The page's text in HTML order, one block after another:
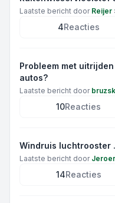
Laatste bericht door Reijer
4Reacties
Probleem met
autos?
Laatste bericht door
10Reacties
Windruis luchtrooster .
Laatste bericht door
14Reacties